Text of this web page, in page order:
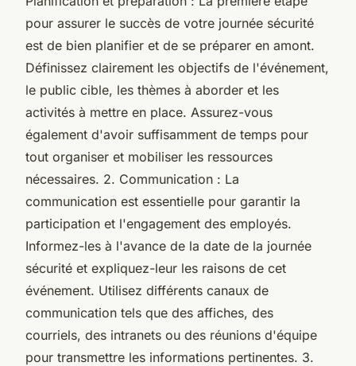
pour assurer le succès de votre journée sécurité
est de bien planifier et de se préparer en amont.
Définissez clairement les objectifs de l'événement,
le public cible, les thèmes à aborder et les
activités à mettre en place. Assurez-vous
également d'avoir suffisamment de temps pour
tout organiser et mobiliser les ressources
nécessaires. 2. Communication : La
communication est essentielle pour garantir la
participation et l'engagement des employés.
Informez-les à l'avance de la date de la journée
sécurité et expliquez-leur les raisons de cet
événement. Utilisez différents canaux de
communication tels que des affiches, des
courriels, des intranets ou des réunions d'équipe
pour transmettre les informations pertinentes. 3.